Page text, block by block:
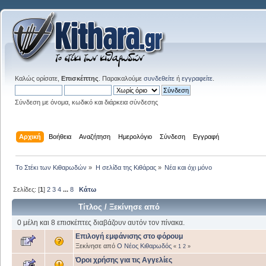
Καλώς ορίσατε, Επισκέπτης . Παρακαλούμε συνδεθείτε ή εγγραφείτε
Σύνδεση με όνομα, κωδικό και διάρκεια σύνδεσης
Αρχική Βοήθεια Αναζήτηση Ημερολόγιο Σύνδεση Εγγραφή
Το Στέκι των Κιθαρωδών » Η σελίδα της Κιθάρας» Νέα και όχι μόνο
Σελίδες: [1]2 3 4 ...8 Κάτω
Τίτλος /Ξεκίνησε από
0 μέλη και 8 επισκέπτες διαβάζουν αυτόν τον πίνακα.
Επιλογή εμφάνισης στο φόρουμ
Ξεκίνησε από Ο Νέος Κιθαρωδός « 1 2 »
Όροι χρήσης για τις Αγγελίες